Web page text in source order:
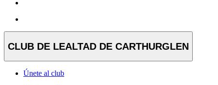
CLUB DE LEALTAD DE CARTHURGLEN
Únete al club